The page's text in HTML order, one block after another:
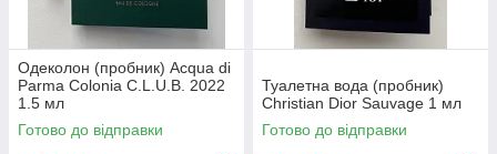
Одеколон (пробник) Acqua di
Parma Colonia C.L.U.B. 2022
1.5 мл
Готово до відправки
Туалетна вода (пробник)
Christian Dior Sauvage 1 мл
Готово до відправки